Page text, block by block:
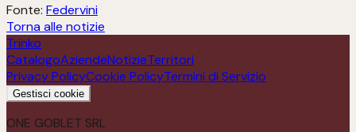
Fonte: Federvini
Torna alle notizie
Trinko
CatalogoAziendeNotizieTerritori
Privacy PolicyCookie PolicyTermini di Servizio
Gestisci cookie
ONE GOBLET SRL